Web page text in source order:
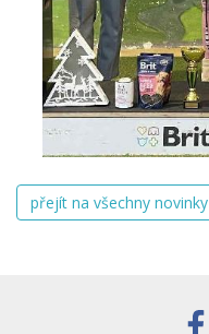
přejít na všechny novinky